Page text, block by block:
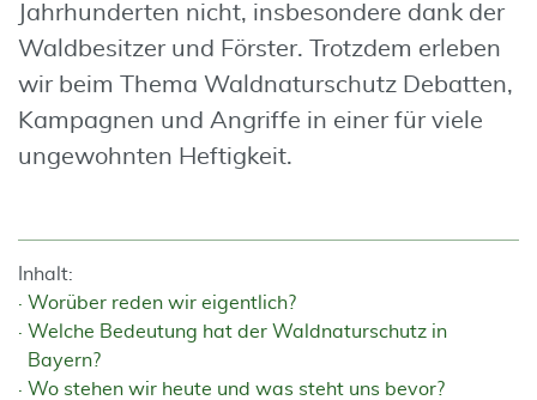
Jahrhunderten nicht, insbesondere dank der
Waldbesitzer und Förster. Trotzdem erleben
wir beim Thema Waldnaturschutz Debatten,
Kampagnen und Angriffe in einer für viele
ungewohnten Heftigkeit.
Inhalt:
Worüber reden wir eigentlich?
Welche Bedeutung hat der Waldnaturschutz in
Bayern?
Wo stehen wir heute und was steht uns bevor?